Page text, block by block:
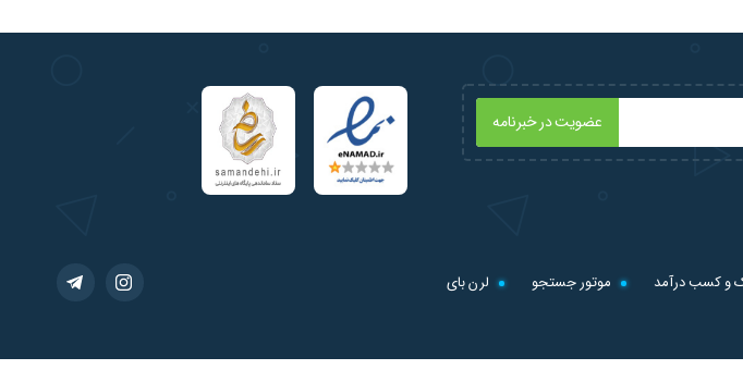
عضویت در خبرنامه
و کسب درآمد موتور جستجو
لرن بای